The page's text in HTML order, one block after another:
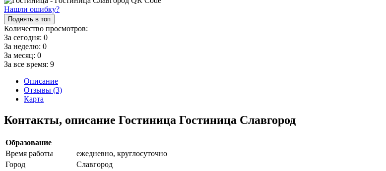
Нашли ошибку?
Поднять в топ
Количество просмотров:
За сегодня: 0
За неделю: 0
За месяц: 0
За все время: 9
Описание
Отзывы (3)
Карта
Контакты, описание Гостиница Гостиница Славгород
Образование
Время работы
ежедневно, круглосуточно
Город
Славгород